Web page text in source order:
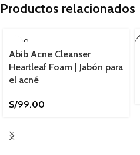
Productos relacionados
SOLD O
Abib Acne Cleanser
Heartleaf Foam | Jabón para
el acné
S/99.00